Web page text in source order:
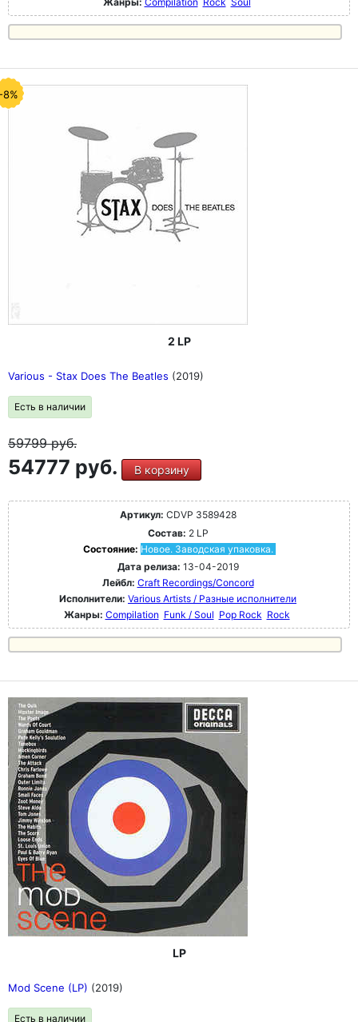
8%
2 LP
Various - Stax Does The Beatles (2019)
Есть в наличии
59799руб.
54777 руб. В корзину
Артикул: CDVP 3589428
Состав: 2 LP
Состояние: Новое. Заводская упаковка.
Дата релиза: 13-04-2019
Лейбл: Craft Recordings/Concord
Исполнители: Various Artists / Разные исполнители
Жанры: Compilation Funk / Soul Pop Rock Rock
LP
Mod Scene (LP) (2019)
Есть в наличии